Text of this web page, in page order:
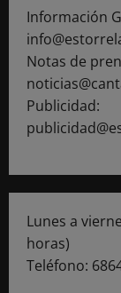
Información
Notas de
Publicidad:
Lunes a
horas)
Teléfono: